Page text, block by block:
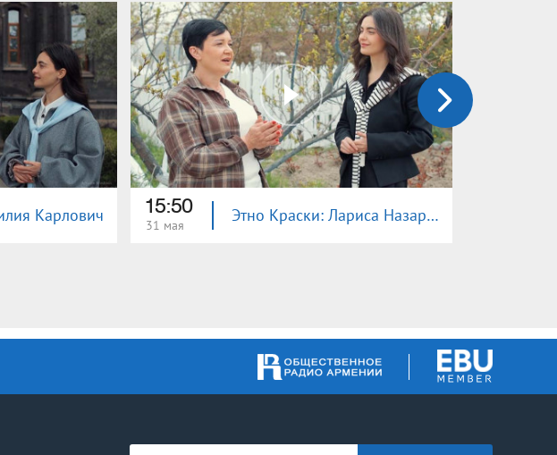
Карлович 15:50
31 мая Этно Краски: Лариса Назаренко